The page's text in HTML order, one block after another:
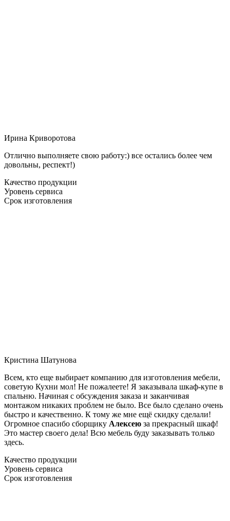
Ирина Криворотова
Отлично выполняете свою работу:) все остались более чем
довольны, респект!)
Качество продукции
Уровень сервиса
Срок изготовления
Кристина Шатунова
Всем, кто еще выбирает компанию для изготовления мебели,
советую Кухни мол! Не пожалеете! Я заказывала шкаф-купе в
спальню. Начиная с обсуждения заказа и заканчивая
монтажом никаких проблем не было. Все было сделано очень
быстро и качественно. К тому же мне ещё скидку сделали!
Огромное спасибо сборщику Алексею за прекрасный шкаф!
Это мастер своего дела! Всю мебель буду заказывать только
здесь.
Качество продукции
Уровень сервиса
Срок изготовления